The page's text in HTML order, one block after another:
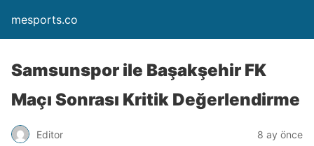
mesports.co
Samsunspor ile Başakşehir FK
Maçı Sonrası Kritik Değerlendirme
Editor 8 ay önce